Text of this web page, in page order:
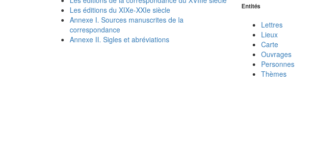
Les éditions du XIXe-XXIe siècle
Annexe I. Sources manuscrites de la
correspondance
Annexe II. Sigles et abréviations
Entités
Lettres
Lieux
Carte
Ouvrages
Personnes
Thèmes